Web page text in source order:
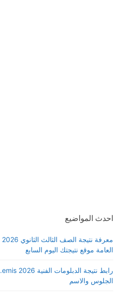
احدث المواضيع
العامة موقع نتيجتك اليوم السابع
الجلوس والاسم